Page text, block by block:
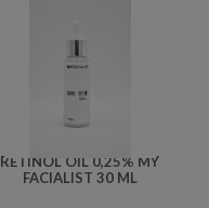
RETINOL OIL 0,25% MY
FACIALIST 30 ML